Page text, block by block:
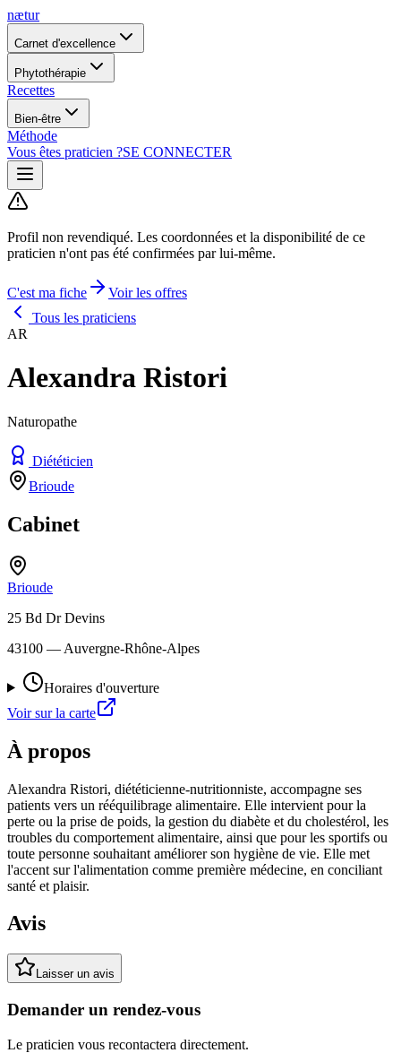
nætur
Carnet d'excellence
Phytothérapie
Recettes
Bien-être
Méthode
Vous êtes praticien ?SE CONNECTER
Profil non revendiqué. Les coordonnées et la disponibilité de ce
praticien n'ont pas été confirmées par lui-même.
C'est ma fiche
Voir les offres
Tous les praticiens
AR
Alexandra Ristori
Naturopathe
Diététicien
Brioude
Cabinet
Brioude
25 Bd Dr Devins
43100 — Auvergne-Rhône-Alpes
Horaires d'ouverture
Voir sur la carte
À propos
Alexandra Ristori, diététicienne-nutritionniste, accompagne ses
patients vers un rééquilibrage alimentaire. Elle intervient pour la
perte ou la prise de poids, la gestion du diabète et du cholestérol, les
troubles du comportement alimentaire, ainsi que pour les sportifs ou
toute personne souhaitant améliorer son hygiène de vie. Elle met
l'accent sur l'alimentation comme première médecine, en conciliant
santé et plaisir.
Avis
Laisser un avis
Demander un rendez-vous
Le praticien vous recontactera directement.